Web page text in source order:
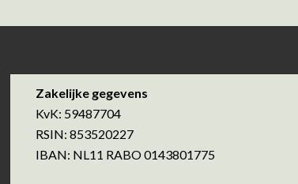
Zakelijke gegevens
KvK: 59487704
RSIN: 853520227
IBAN: NL11 RABO 0143801775